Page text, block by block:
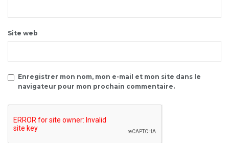
Site web
Enregistrer mon nom, mon e-mail et mon site dans le
navigateur pour mon prochain commentaire.